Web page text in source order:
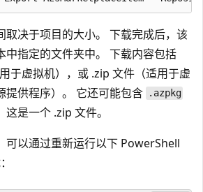
取决于项目的大小。 下载完成后，该
中指定的文件夹中。 下载内容包括
于虚拟机），或 .zip 文件（适用于虚
提供程序）。 它还可能包含
.azpkg
是一个 .zip 文件。
可以通过重新运行以下 PowerShell